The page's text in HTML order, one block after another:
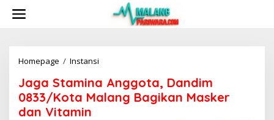
Homepage / Instansi
g
a
S
Jaga Stamina Anggota, Dandim
0833/Kota Malang Bagikan Masker
dan Vitamin